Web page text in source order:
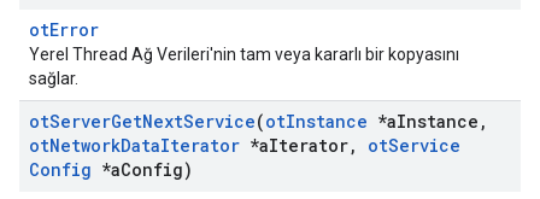
otError
Yerel Thread Ağ Verileri'nin tam veya kararlı bir kopyasını
sağlar.
otServerGetNextService(otInstance *aInstance ,
otNetworkDataIterator *aIterator, otService
Config *aConfig)